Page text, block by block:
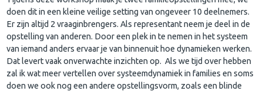
doen dit in een kleine veilige setting van ongeveer 10 deelnemers.
Er zijn altijd 2 vraaginbrengers. Als representant neem je deel in de
opstelling van anderen. Door een plek in te nemen in het systeem
van iemand anders ervaar je van binnenuit hoe dynamieken werken.
Dat levert vaak onverwachte inzichten op. Als we tijd over hebben
zal ik wat meer vertellen over systeemdynamiek in families en soms
doen we ook nog een andere opstellingsvorm, zoals een blinde